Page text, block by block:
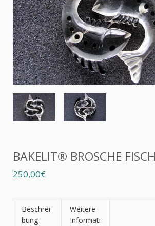
BAKELIT® BROSCHE
250,00€
Beschrei
bung
Weitere
Informati